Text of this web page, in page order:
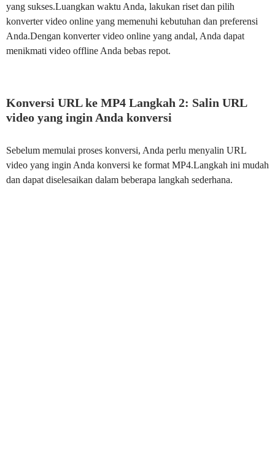
yang sukses.Luangkan waktu Anda, lakukan riset dan pilih
konverter video online yang memenuhi kebutuhan dan preferensi
Anda.Dengan konverter video online yang andal, Anda dapat
menikmati video offline Anda bebas repot.
Konversi URL ke MP4 Langkah 2: Salin URL
video yang ingin Anda konversi
Sebelum memulai proses konversi, Anda perlu menyalin URL
video yang ingin Anda konversi ke format MP4.Langkah ini mudah
dan dapat diselesaikan dalam beberapa langkah sederhana.